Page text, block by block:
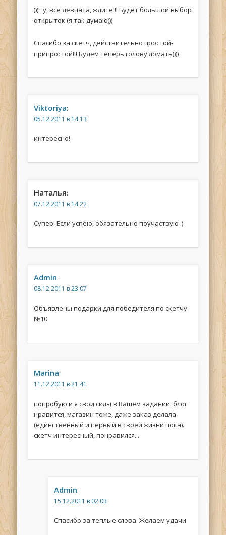
)))Ну, все девчата, ждите!!! Будет большой выбор
открыток (я так думаю)))
Спасибо за скетч, действительно простой-
припростой!!! Будем теперь голову ломать))))
Viktoriya:
05.12.2011 в 14:13
интересно!
Наталья:
07.12.2011 в 14:22
Супер! Если успею, обязательно поучаствую :)
Admin:
08.12.2011 в 23:07
Объявлены подарки для победителя по скетчу
№10
Marina:
11.12.2011 в 21:41
попробую и я свои силы в Вашем задании. блог
нравится, магазин тоже, даже заказ делала
(единственный и первый в своей жизни пока).
скетч интересный, понравился...
Admin:
15.12.2011 в 02:03
Спасибо за теплые слова. Желаем удачи